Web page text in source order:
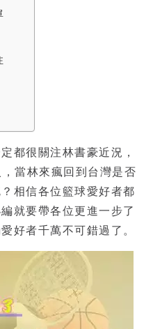
都很關注林書豪近況 ，
當林來瘋回到台灣是否
相信各位籃球愛好者都
就要帶各位更進一步了
好者千萬不可錯過了。